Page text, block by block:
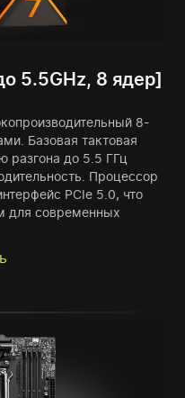
5.5GHz, 8 ядер]
8-
Базовая тактовая
разгона до 5.5 ГГц
Процессор
PCIe 5.0, что
для современных